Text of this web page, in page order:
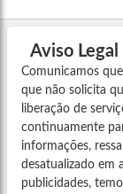
Aviso Legal
Comunicamos que
que não solicita
liberação de
continuamente
informações,
desatualizado em
publicidades,